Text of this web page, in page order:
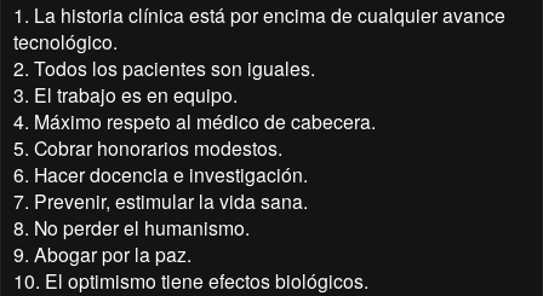
1. La historia clínica está por encima de cualquier avance
tecnológico.
2. Todos los pacientes son iguales.
3. El trabajo es en equipo.
4. Máximo respeto al médico de cabecera.
5. Cobrar honorarios modestos.
6. Hacer docencia e investigación.
7. Prevenir, estimular la vida sana.
8. No perder el humanismo.
9. Abogar por la paz.
10. El optimismo tiene efectos biológicos.